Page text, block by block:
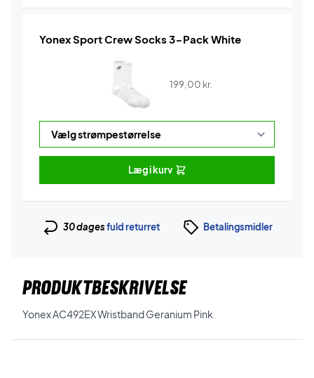
Yonex Sport Crew Socks 3-Pack White
199,00 kr.
Læg i kurv
30 dagesfuld returret Betalingsmidler
PRODUKTBESKRIVELSE
Yonex AC492EX Wristband Geranium Pink